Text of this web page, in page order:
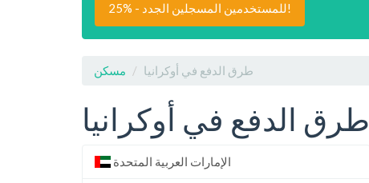
25% - للمستخدمين المسجلين الجدد!
مسكن طرق الدفع في أوكرانيا
طرق الدفع في أوكرانيا
الإمارات العربية المتحدة